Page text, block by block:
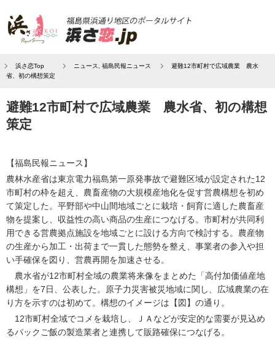
浜さ恋Top ニュース 福島民報ニュース
避難12市町村で広域農業 農水
省、初の構想策定
避難12市町村で広域農業 農水省、初の構想
策定
【福島民報ニュース】
農林水産省は東京電力福島第一原発事故で避難区域が設定された12
市町村の枠を超え、農畜産物の大規模産地化を促す営農構想を初め
て策定した。平野部や中山間地域ごとに栽培・飼育に適した農畜産
物を提案し、収益性の高い商品の生産につなげる。市町村が共同利
用できる営農拠点施設を地域ごとに設ける方向で検討する。農産物
の生産から加工・出荷まで一貫した態勢を整え、事業者の参入や担
い手確保を図り、営農再開を加速させる。
農水省が12市町村全域の農業将来像をまとめた「高付加価値産地
構想」を7日、公表した。原子力災害被災地域に関し、広域農業の在
り方を示すのは初めて。構想のイメージは【図】の通り。
12市町村全域でコメを栽培し、ＪＡなどが安定的な需要が見込め
るパックご飯の製造業者と連携して販路確保につなげる。